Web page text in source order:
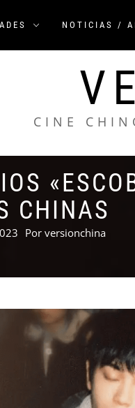
NOTICIAS /
CINE
CHINAS
Por versionchina